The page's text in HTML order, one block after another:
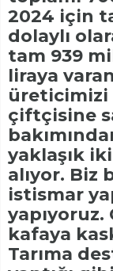
2024 için
dolaylı
tam 939
liraya
üreticimizi
çiftçisine
yaklaşık
alıyor. Biz
istismar
kafaya
Tarıma